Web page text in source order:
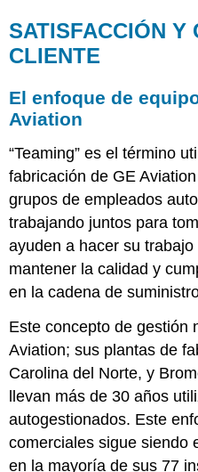
SATISFACCIÓN Y
CLIENTE
El enfoque de
Aviation
“Teaming” es el término
fabricación de GE
grupos de empleados
trabajando juntos para
ayuden a hacer su
mantener la calidad y
en la cadena de
Este concepto de gestión
Aviation; sus plantas de
Carolina del Norte, y
llevan más de 30 años
autogestionados. Este
comerciales sigue siendo
en la mayoría de sus 77